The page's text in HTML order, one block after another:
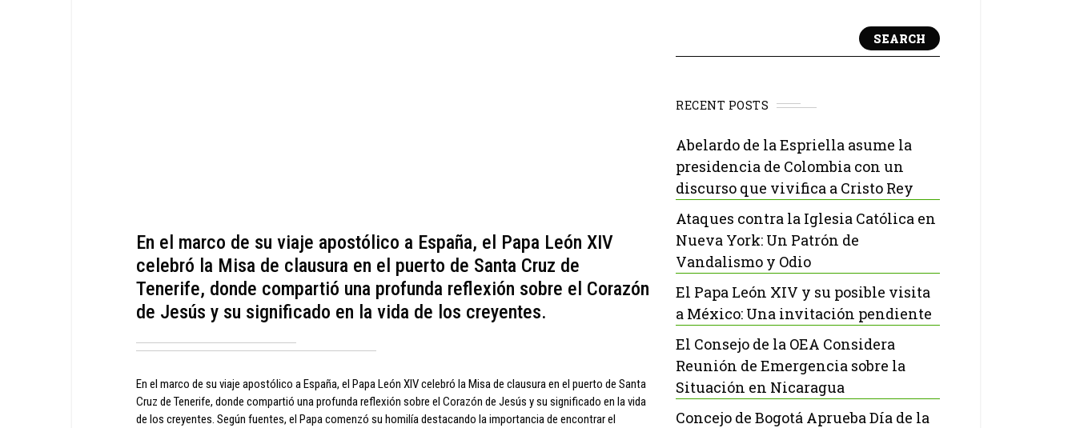
En el marco de su viaje apostólico a España, el Papa León XIV
celebró la Misa de clausura en el puerto de Santa Cruz de
Tenerife, donde compartió una profunda reflexión sobre el Corazón
de Jesús y su significado en la vida de los creyentes.
En el marco de su viaje apostólico a España, el Papa León XIV celebró la Misa de clausura en el puerto de Santa
Cruz de Tenerife, donde compartió una profunda reflexión sobre el Corazón de Jesús y su significado en la vida
de los creyentes. Según fuentes, el Papa comenzó su homilía destacando la importancia de encontrar el
SEARCH
RECENT POSTS
Abelardo de la Espriella asume la
presidencia de Colombia con un
discurso que vivifica a Cristo Rey
Ataques contra la Iglesia Católica en
Nueva York: Un Patrón de
Vandalismo y Odio
El Papa León XIV y su posible visita
a México: Una invitación pendiente
El Consejo de la OEA Considera
Reunión de Emergencia sobre la
Situación en Nicaragua
Concejo de Bogotá Aprueba Día de la